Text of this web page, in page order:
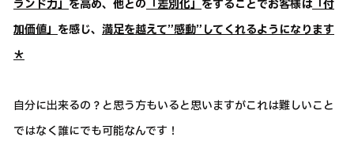
ランド力」 を高め、他との 「差別化」 をすることでお客様は「付
加価値」 を感じ、 満足を越えて”感動”してくれるようになります
＊
自分に出来るの？と思う方もいると思いますがこれは難しいこと
ではなく誰にでも可能なんです！